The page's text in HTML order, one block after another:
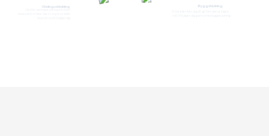
Visningsstädning
Låt inte visningsstädning bli till ett